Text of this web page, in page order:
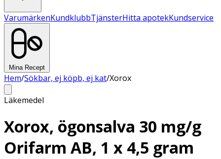
VarumärkenKundklubbTjänsterHitta apotekKundservice
Mina Recept
Hem/Sökbar, ej köpb, ej kat/Xorox
Läkemedel
Xorox, ögonsalva 30 mg/g
Orifarm AB, 1 x 4,5 gram